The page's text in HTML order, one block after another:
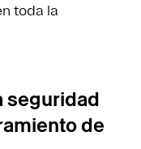
toda la
seguridad
de